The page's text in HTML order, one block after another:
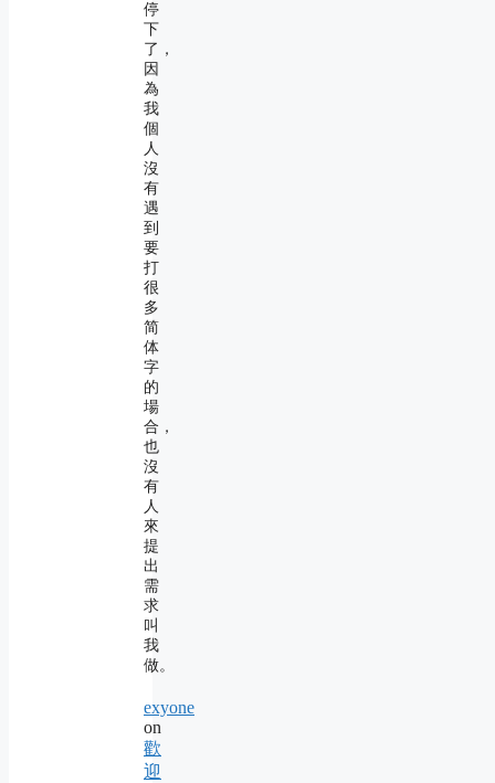
停
下
了，
因
為
我
個
人
沒
有
遇
到
要
打
很
多
简
体
字
的
場
合，
也
沒
有
人
來
提
出
需
求
叫
我
做。
exyone
on
歡
迎